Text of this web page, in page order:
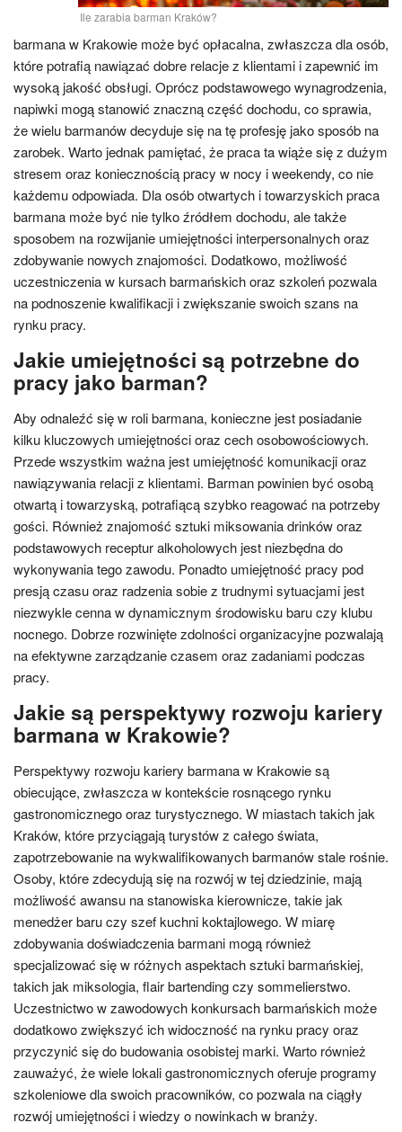
Ile zarabia barman Kraków?
barmana w Krakowie może być opłacalna, zwłaszcza dla osób,
które potrafią nawiązać dobre relacje z klientami i zapewnić im
wysoką jakość obsługi. Oprócz podstawowego wynagrodzenia,
napiwki mogą stanowić znaczną część dochodu, co sprawia,
że wielu barmanów decyduje się na tę profesję jako sposób na
zarobek. Warto jednak pamiętać, że praca ta wiąże się z dużym
stresem oraz koniecznością pracy w nocy i weekendy, co nie
każdemu odpowiada. Dla osób otwartych i towarzyskich praca
barmana może być nie tylko źródłem dochodu, ale także
sposobem na rozwijanie umiejętności interpersonalnych oraz
zdobywanie nowych znajomości. Dodatkowo, możliwość
uczestniczenia w kursach barmańskich oraz szkoleń pozwala
na podnoszenie kwalifikacji i zwiększanie swoich szans na
rynku pracy.
Jakie umiejętności są potrzebne do
pracy jako barman?
Aby odnaleźć się w roli barmana, konieczne jest posiadanie
kilku kluczowych umiejętności oraz cech osobowościowych.
Przede wszystkim ważna jest umiejętność komunikacji oraz
nawiązywania relacji z klientami. Barman powinien być osobą
otwartą i towarzyską, potrafiącą szybko reagować na potrzeby
gości. Również znajomość sztuki miksowania drinków oraz
podstawowych receptur alkoholowych jest niezbędna do
wykonywania tego zawodu. Ponadto umiejętność pracy pod
presją czasu oraz radzenia sobie z trudnymi sytuacjami jest
niezwykle cenna w dynamicznym środowisku baru czy klubu
nocnego. Dobrze rozwinięte zdolności organizacyjne pozwalają
na efektywne zarządzanie czasem oraz zadaniami podczas
pracy.
Jakie są perspektywy rozwoju kariery
barmana w Krakowie?
Perspektywy rozwoju kariery barmana w Krakowie są
obiecujące, zwłaszcza w kontekście rosnącego rynku
gastronomicznego oraz turystycznego. W miastach takich jak
Kraków, które przyciągają turystów z całego świata,
zapotrzebowanie na wykwalifikowanych barmanów stale rośnie.
Osoby, które zdecydują się na rozwój w tej dziedzinie, mają
możliwość awansu na stanowiska kierownicze, takie jak
menedżer baru czy szef kuchni koktajlowego. W miarę
zdobywania doświadczenia barmani mogą również
specjalizować się w różnych aspektach sztuki barmańskiej,
takich jak miksologia, flair bartending czy sommelierstwo.
Uczestnictwo w zawodowych konkursach barmańskich może
dodatkowo zwiększyć ich widoczność na rynku pracy oraz
przyczynić się do budowania osobistej marki. Warto również
zauważyć, że wiele lokali gastronomicznych oferuje programy
szkoleniowe dla swoich pracowników, co pozwala na ciągły
rozwój umiejętności i wiedzy o nowinkach w branży.